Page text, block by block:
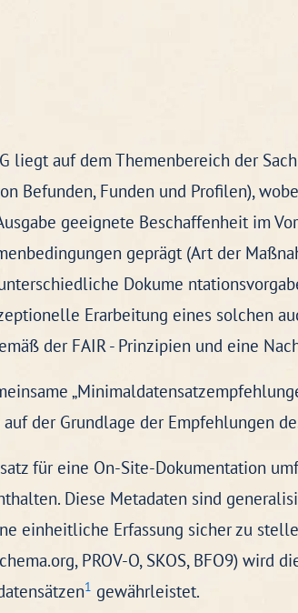
liegt auf dem Themenbereich der
Befunden, Funden und Profilen),
geeignete Beschaffenheit im
geprägt (Art der
Dokume
Erarbeitung eines solchen
der FAIR - Prinzipien und eine
der Grundlage der Empfehlungen
für eine On-Site-Dokumentation
Diese Metadaten sind
einheitliche Erfassung sicher zu
PROV-O, SKOS, BFO9)
1 gewährleistet.